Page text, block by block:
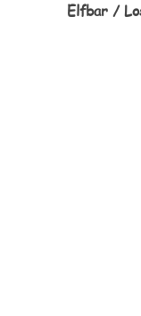
Elfbar /